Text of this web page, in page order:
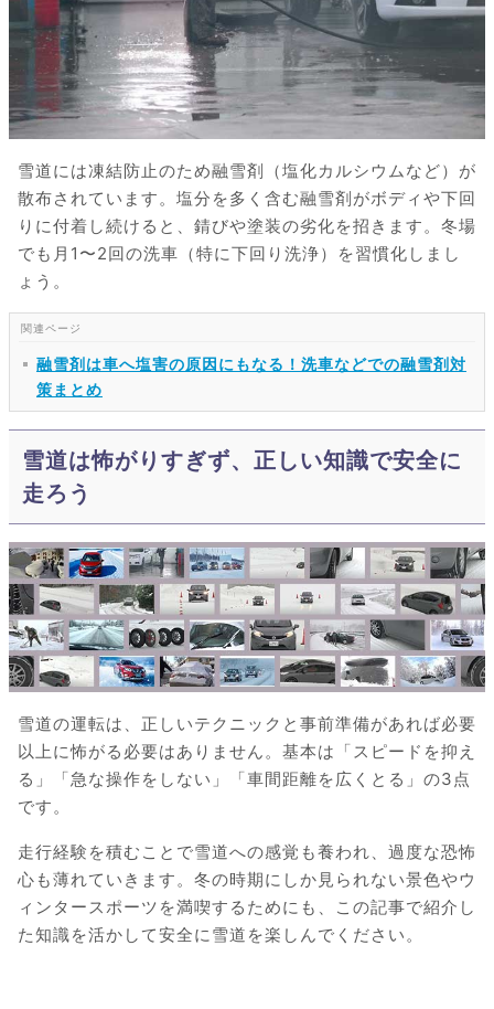
雪道には凍結防止のため融雪剤（塩化カルシウムなど）が
散布されています。塩分を多く含む融雪剤がボディや下回
りに付着し続けると、錆びや塗装の劣化を招きます。冬場
でも月1〜2回の洗車（特に下回り洗浄）を習慣化しまし
ょう。
融雪剤は車へ塩害の原因にもなる！洗車などでの融雪剤対
策まとめ
雪道は怖がりすぎず、正しい知識で安全に
走ろう
雪道の運転は、正しいテクニックと事前準備があれば必要
以上に怖がる必要はありません。基本は「スピードを抑え
る」「急な操作をしない」「車間距離を広くとる」の3点
です。
走行経験を積むことで雪道への感覚も養われ、過度な恐怖
心も薄れていきます。冬の時期にしか見られない景色やウ
ィンタースポーツを満喫するためにも、この記事で紹介し
た知識を活かして安全に雪道を楽しんでください。